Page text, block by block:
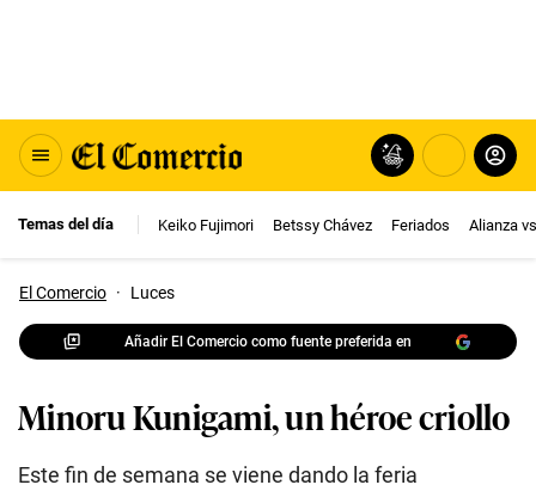
Temas del día Keiko Fujimori Betssy Chávez Feriados Alianza
El Comercio · Luces
Añadir El Comercio como fuente preferida en
Minoru Kunigami, un héroe criollo
Este fin de semana se viene dando la feria